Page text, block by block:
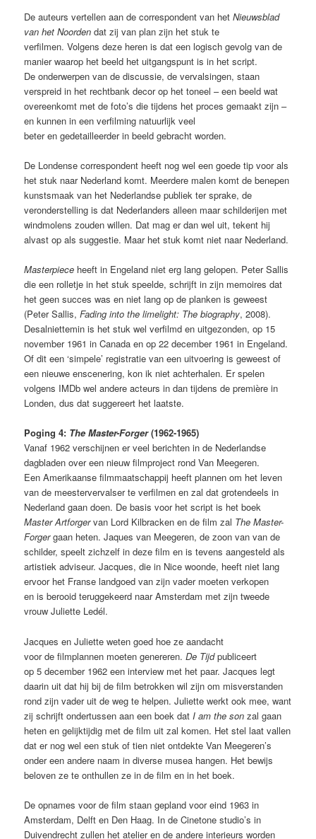
De auteurs vertellen aan de correspondent van hetNieuwsblad
van het Noorden dat zij van plan zijn het stuk te
verfilmen. Volgens deze heren is dat een logisch gevolg van de
manier waarop het beeld het uitgangspunt is in het script.
De onderwerpen van de discussie, de vervalsingen, staan
verspreid in het rechtbank decor op het toneel – een beeld wat
overeenkomt met de foto’s die tijdens het proces gemaakt zijn –
en kunnen in een verfilming natuurlijk veel
beter en gedetailleerder in beeld gebracht worden.
De Londense correspondent heeft nog wel een goede tip voor als
het stuk naar Nederland komt. Meerdere malen komt de benepen
kunstsmaak van het Nederlandse publiek ter sprake, de
veronderstelling is dat Nederlanders alleen maar schilderijen met
windmolens zouden willen. Dat mag er dan wel uit, tekent hij
alvast op als suggestie. Maar het stuk komt niet naar Nederland.
Masterpiece heeft in Engeland niet erg lang gelopen. Peter Sallis
die een rolletje in het stuk speelde, schrijft in zijn memoires dat
het geen succes was en niet lang op de planken is geweest
(Peter Sallis,Fading into the limelight: The biography, 2008).
Desalniettemin is het stuk wel verfilmd en uitgezonden, op 15
november 1961 in Canada en op 22 december 1961 in Engeland.
Of dit een ‘simpele’ registratie van een uitvoering is geweest of
een nieuwe enscenering, kon ik niet achterhalen. Er spelen
volgens IMDb wel andere acteurs in dan tijdens de première in
Londen, dus dat suggereert het laatste.
Poging 4: The Master-Forger(1962-1965)
Vanaf 1962 verschijnen er veel berichten in de Nederlandse
dagbladen over een nieuw filmproject rond Van Meegeren.
Een Amerikaanse filmmaatschappij heeft plannen om het leven
van de meestervervalser te verfilmen en zal dat grotendeels in
Nederland gaan doen. De basis voor het script is het boek
Master Artforgervan Lord Kilbracken en de film zal The Master-
Forgergaan heten. Jaques van Meegeren, de zoon van van de
schilder, speelt zichzelf in deze film en is tevens aangesteld als
artistiek adviseur. Jacques, die in Nice woonde, heeft niet lang
ervoor het Franse landgoed van zijn vader moeten verkopen
en is berooid teruggekeerd naar Amsterdam met zijn tweede
vrouw Juliette Ledél.
Jacques en Juliette weten goed hoe ze aandacht
voor de filmplannen moeten genereren.De Tijdpubliceert
op 5 december 1962 een interview met het paar. Jacques legt
daarin uit dat hij bij de film betrokken wil zijn om misverstanden
rond zijn vader uit de weg te helpen. Juliette werkt ook mee, want
zij schrijft ondertussen aan een boek dat I am the son zal gaan
heten en gelijktijdig met de film uit zal komen. Het stel laat vallen
dat er nog wel een stuk of tien niet ontdekte Van Meegeren’s
onder een andere naam in diverse musea hangen. Het bewijs
beloven ze te onthullen ze in de film en in het boek.
De opnames voor de film staan gepland voor eind 1963 in
Amsterdam, Delft en Den Haag. In de Cinetone studio’s in
Duivendrecht zullen het atelier en de andere interieurs worden